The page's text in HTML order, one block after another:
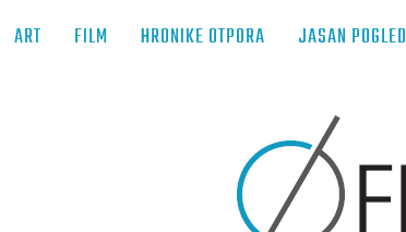
ART FILM HRONIKE OTPORA JASAN POGLED